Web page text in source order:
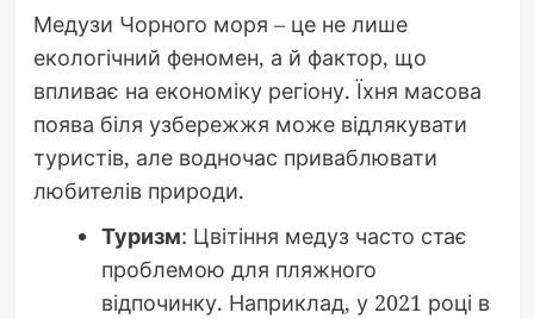
Медузи Чорного моря – це не лише
екологічний феномен, а й фактор, що
впливає на економіку регіону. Їхня масова
поява біля узбережжя може відлякувати
туристів, але водночас приваблювати
любителів природи.
Туризм: Цвітіння медуз часто стає
проблемою для пляжного
відпочинку. Наприклад, у 2021 році в